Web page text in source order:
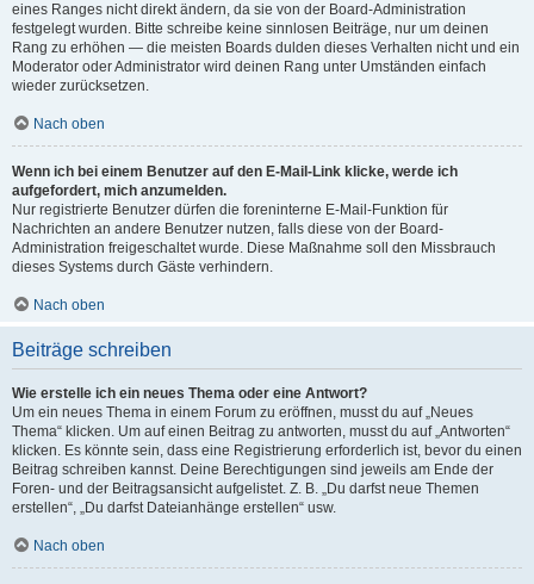
eines Ranges nicht direkt ändern, da sie von der Board-Administration
festgelegt wurden. Bitte schreibe keine sinnlosen Beiträge, nur um deinen
Rang zu erhöhen — die meisten Boards dulden dieses Verhalten nicht und ein
Moderator oder Administrator wird deinen Rang unter Umständen einfach
wieder zurücksetzen.
Nach oben
Wenn ich bei einem Benutzer auf den E-Mail-Link klicke, werde ich
aufgefordert, mich anzumelden.
Nur registrierte Benutzer dürfen die foreninterne E-Mail-Funktion für
Nachrichten an andere Benutzer nutzen, falls diese von der Board-
Administration freigeschaltet wurde. Diese Maßnahme soll den Missbrauch
dieses Systems durch Gäste verhindern.
Nach oben
Beiträge schreiben
Wie erstelle ich ein neues Thema oder eine Antwort?
Um ein neues Thema in einem Forum zu eröffnen, musst du auf „Neues
Thema“ klicken. Um auf einen Beitrag zu antworten, musst du auf „Antworten“
klicken. Es könnte sein, dass eine Registrierung erforderlich ist, bevor du einen
Beitrag schreiben kannst. Deine Berechtigungen sind jeweils am Ende der
Foren- und der Beitragsansicht aufgelistet. Z. B. „Du darfst neue Themen
erstellen“, „Du darfst Dateianhänge erstellen“ usw.
Nach oben